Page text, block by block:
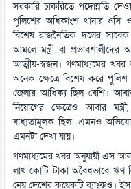
সরকারি চাকরিতে পদোন্নতি
পুলিশের অধিকাংশ থানার ওসি
বিশেষ রাজনৈতিক দলের
আমলে মন্ত্রী বা
আত্মীয়-স্বজন। গণমাধ্যমের
অনেক ক্ষেত্রে বিশেষ করে পুলিশ
জেলার আধিক্য ছিল বেশি।
নিয়োগের ক্ষেত্রেও আবার
বাধ্যতামূলক ছিল- এমনও
এমনটা দেখা যায়।
গণমাধ্যমের খবর অনুযায়ী এস
লাখ কোটি টাকা অবৈধভাবে
নেয় দেশের কয়েকটি ব্যাংকও।